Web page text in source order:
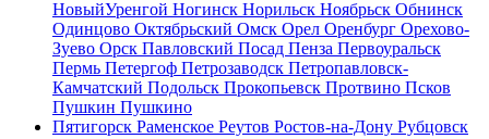
НовыйУренгой Ногинск Норильск Ноябрьск Обнинск
Одинцово Октябрьский Омск Орел Оренбург Орехово-
Зуево Орск Павловский Посад Пенза Первоуральск
Пермь Петергоф Петрозаводск Петропавловск-
Камчатский Подольск Прокопьевск Протвино Псков
Пушкин Пушкино
Пятигорск Раменское Реутов Ростов-на-Дону Рубцовск